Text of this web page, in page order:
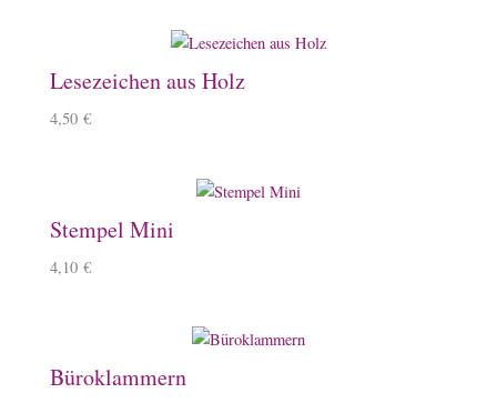
Lesezeichen aus Holz
4,50 €
Stempel Mini
4,10 €
Büroklammern